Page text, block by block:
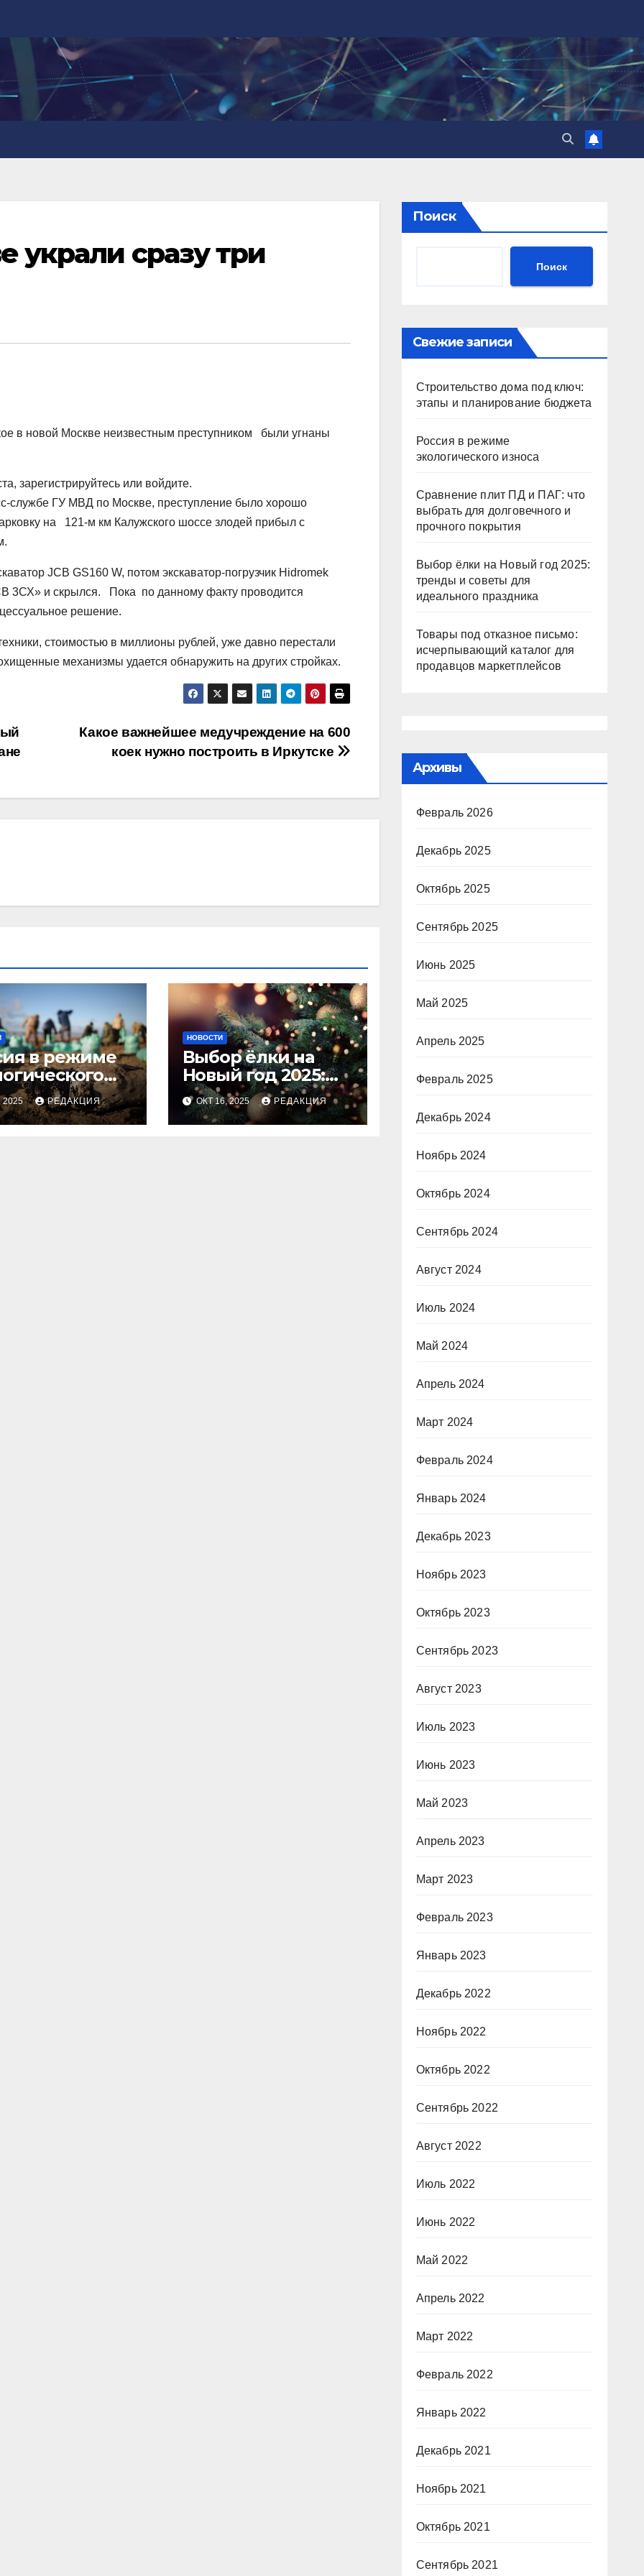
украли сразу три
в новой Москве неизвестным преступником были угнаны
зарегистрируйтесь или войдите.
службе ГУ МВД по Москве, преступление было хорошо
на 121-м км Калужского шоссе злодей прибыл с
JCB GS160 W, потом экскаватор-погрузчик Hidromek
3СХ» и скрылся. Пока по данному факту проводится
решение.
стоимостью в миллионы рублей, уже давно перестали
механизмы удается обнаружить на других стройках.
Какое важнейшее медучреждение на 600
коек нужно построить в Иркутске
в режиме
2025 РЕДАКЦИЯ
НОВОСТИ
Выбор ёлки на
Новый год 2025:
тренды и советы
для идеального
праздника
ОКТ 16, 2025 РЕДАКЦИЯ
Поиск
Поиск
Свежие записи
Строительство дома под ключ:
этапы и планирование бюджета
Россия в режиме
экологического износа
Сравнение плит ПД и ПАГ: что
выбрать для долговечного и
прочного покрытия
Выбор ёлки на Новый год 2025:
тренды и советы для
идеального праздника
Товары под отказное письмо:
исчерпывающий каталог для
продавцов маркетплейсов
Архивы
Февраль 2026
Декабрь 2025
Октябрь 2025
Сентябрь 2025
Июнь 2025
Май 2025
Апрель 2025
Февраль 2025
Декабрь 2024
Ноябрь 2024
Октябрь 2024
Сентябрь 2024
Август 2024
Июль 2024
Май 2024
Апрель 2024
Март 2024
Февраль 2024
Январь 2024
Декабрь 2023
Ноябрь 2023
Октябрь 2023
Сентябрь 2023
Август 2023
Июль 2023
Июнь 2023
Май 2023
Апрель 2023
Март 2023
Февраль 2023
Январь 2023
Декабрь 2022
Ноябрь 2022
Октябрь 2022
Сентябрь 2022
Август 2022
Июль 2022
Июнь 2022
Май 2022
Апрель 2022
Март 2022
Февраль 2022
Январь 2022
Декабрь 2021
Ноябрь 2021
Октябрь 2021
Сентябрь 2021